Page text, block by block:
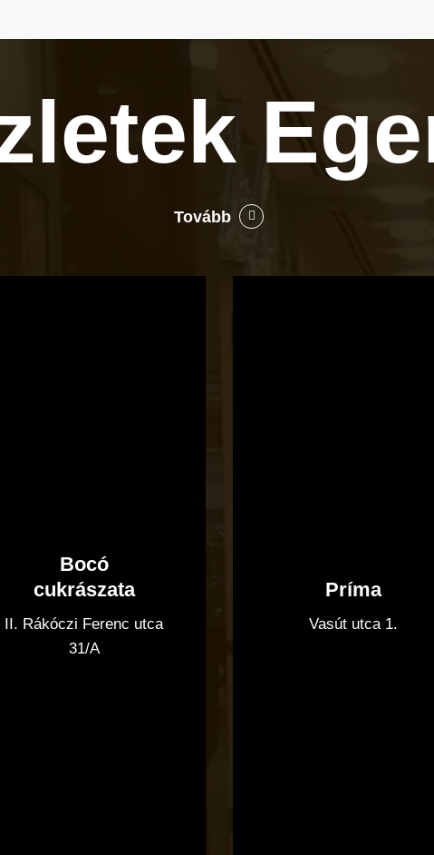
Tovább
Bocó
cukrászata
II. Rákóczi Ferenc utca
31/A
Príma
Vasút utca 1.